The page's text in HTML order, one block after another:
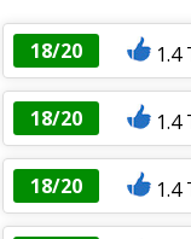
18/20
1.4
18/20 1.4
18/20 1.4